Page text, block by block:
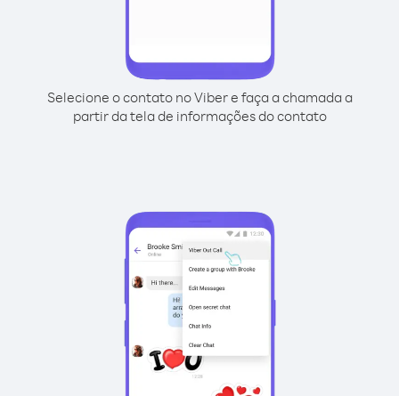
Selecione o contato no Viber e faça a chamada a
partir da tela de informações do contato